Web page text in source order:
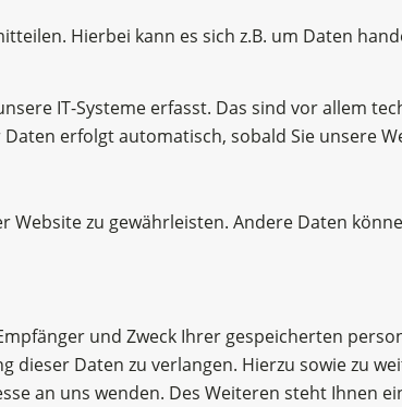
Hierbei kann es sich z.B. um Daten
IT-Systeme erfasst. Das sind vor allem
erfolgt automatisch, sobald Sie unsere
zu gewährleisten. Andere Daten
und Zweck Ihrer gespeicherten
Daten zu verlangen. Hierzu sowie zu
an uns wenden. Des Weiteren steht Ihnen